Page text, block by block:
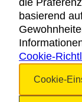
die
basierend
Cookie-
Cookie-